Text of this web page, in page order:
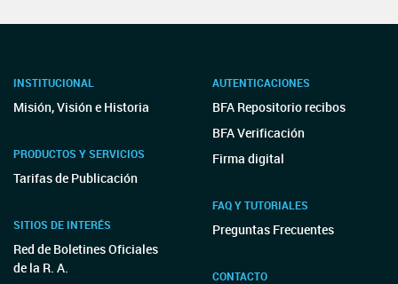
INSTITUCIONAL
Misión, Visión e Historia
PRODUCTOS Y SERVICIOS
Tarifas de Publicación
SITIOS DE INTERÉS
Red de Boletines Oficiales
de la R. A.
AUTENTICACIONES
BFA Repositorio recibos
BFA Verificación
Firma digital
FAQ Y TUTORIALES
Preguntas Frecuentes
CONTACTO